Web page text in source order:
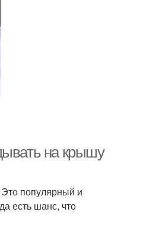
на крышу
популярный и
есть шанс, что